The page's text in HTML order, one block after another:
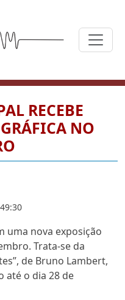
RECEBE
NO
uma nova exposição
Trata-se da
de Bruno Lambert,
até o dia 28 de